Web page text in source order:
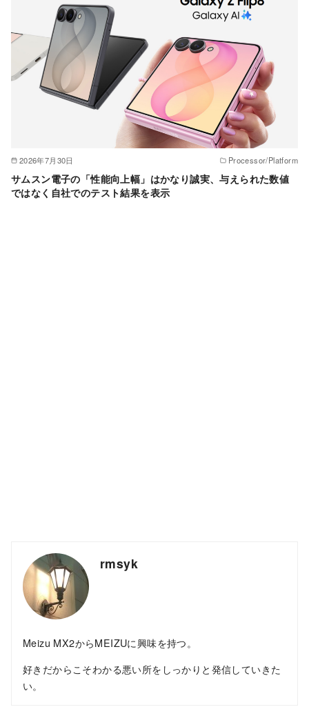
2026年7月30日 Processor/Platform
サムスン電子の「性能向上幅」はかなり誠実、与えられた数値
ではなく自社でのテスト結果を表示
rmsyk
Meizu MX2からMEIZUに興味を持つ。
好きだからこそわかる悪い所をしっかりと発信していきた
い。